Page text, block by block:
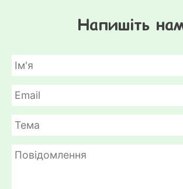
Напишіть